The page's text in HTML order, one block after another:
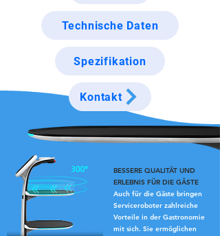
Technische Daten
Spezifikation
Kontakt
BESSERE QUALITÄT UND
ERLEBNIS FÜR DIE GÄSTE
Auch für die Gäste bringen
Serviceroboter zahlreiche
Vorteile in der Gastronomie
mit sich. Sie ermöglichen